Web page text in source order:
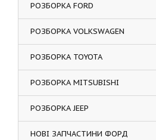
РОЗБОРКА FORD
РОЗБОРКА VOLKSWAGEN
РОЗБОРКА TOYOTA
РОЗБОРКА MITSUBISHI
РОЗБОРКА JEEP
НОВІ ЗАПЧАСТИНИ ФОРД